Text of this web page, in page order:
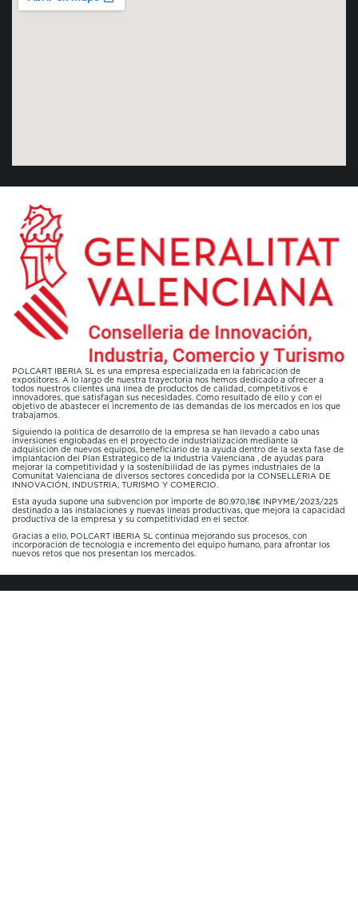
POLCART IBERIA SL es una empresa especializada en la fabricación de
expositores. A lo largo de nuestra trayectoria nos hemos dedicado a ofrecer a
todos nuestros clientes una línea de productos de calidad, competitivos e
innovadores, que satisfagan sus necesidades. Como resultado de ello y con el
objetivo de abastecer el incremento de las demandas de los mercados en los que
trabajamos.
Siguiendo la política de desarrollo de la empresa se han llevado a cabo unas
inversiones englobadas en el proyecto de industrialización mediante la
adquisición de nuevos equipos, beneficiario de la ayuda dentro de la sexta fase de
implantación del Plan Estratégico de la Industria Valenciana , de ayudas para
mejorar la competitividad y la sostenibilidad de las pymes industriales de la
Comunitat Valenciana de diversos sectores concedida por la CONSELLERIA DE
INNOVACIÓN, INDUSTRIA, TURISMO Y COMERCIO.
Esta ayuda supone una subvención por importe de 80.970,18€ INPYME/2023/225
destinado a las instalaciones y nuevas líneas productivas, que mejora la capacidad
productiva de la empresa y su competitividad en el sector.
Gracias a ello, POLCART IBERIA SL continúa mejorando sus procesos, con
incorporación de tecnología e incremento del equipo humano, para afrontar los
nuevos retos que nos presentan los mercados.